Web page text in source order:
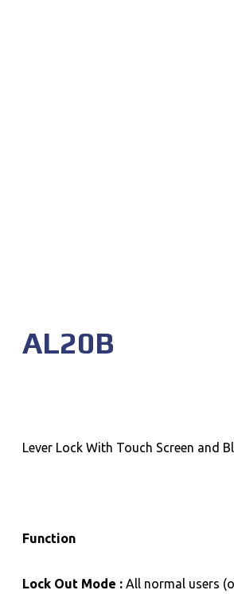
AL20B
Lever Lock With Touch Screen and
Function
Lock Out Mode : All normal users